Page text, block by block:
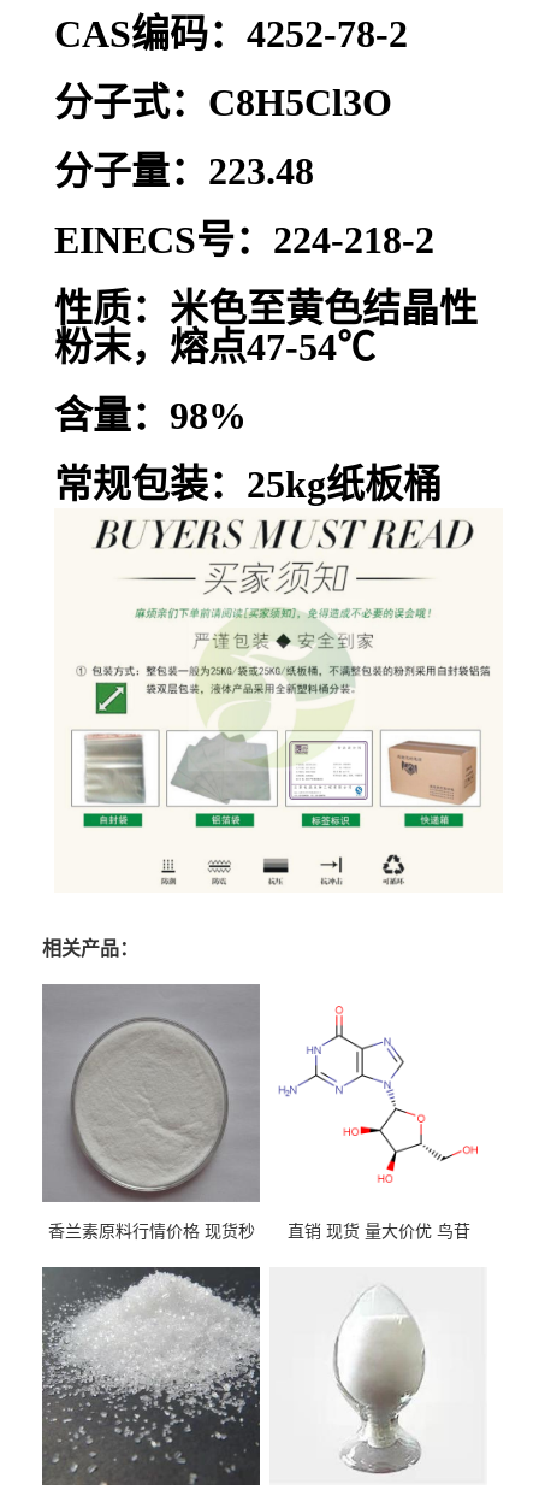
CAS编码：4252-78-2
分子式：C8H5Cl3O
分子量：223.48
EINECS号：224-218-2
性质：米色至黄色结晶性
粉末，熔点47-54℃
含量：98%
常规包装：25kg纸板桶
相关产品：
香兰素原料行情价格 现货秒
直销 现货 量大价优 鸟苷